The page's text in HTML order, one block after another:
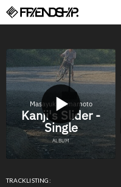
TRACKLISTING: